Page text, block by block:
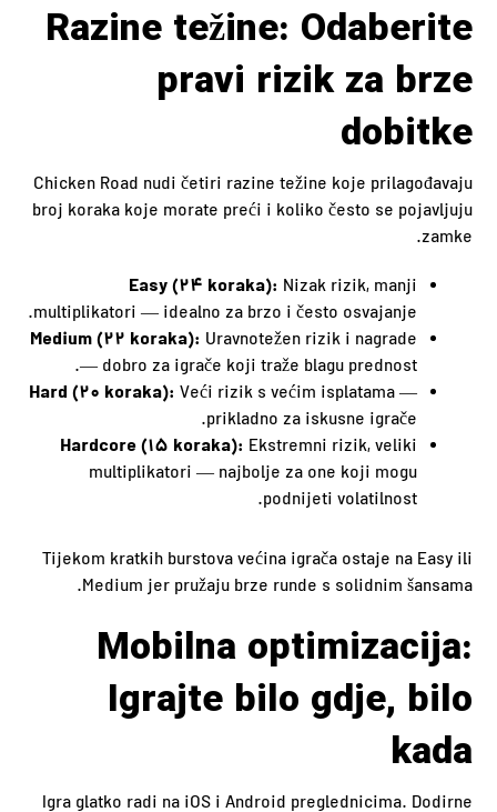
Razine težine: Odaberite
pravi rizik za brze
dobitke
Chicken Road nudi četiri razine težine koje prilagođavaju
broj koraka koje morate preći i koliko često se pojavljuju
zamke.
Easy (24 koraka): Nizak rizik, manji
multiplikatori — idealno za brzo i često osvajanje.
Medium (22 koraka): Uravnotežen rizik i nagrade
— dobro za igrače koji traže blagu prednost.
Hard (20 koraka): Veći rizik s većim isplatama —
prikladno za iskusne igrače.
Hardcore (15 koraka): Ekstremni rizik, veliki
multiplikatori — najbolje za one koji mogu
podnijeti volatilnost.
Tijekom kratkih burstova većina igrača ostaje na Easy ili
Medium jer pružaju brze runde s solidnim šansama.
Mobilna optimizacija:
Igrajte bilo gdje, bilo
kada
Igra glatko radi na iOS i Android preglednicima. Dodirne